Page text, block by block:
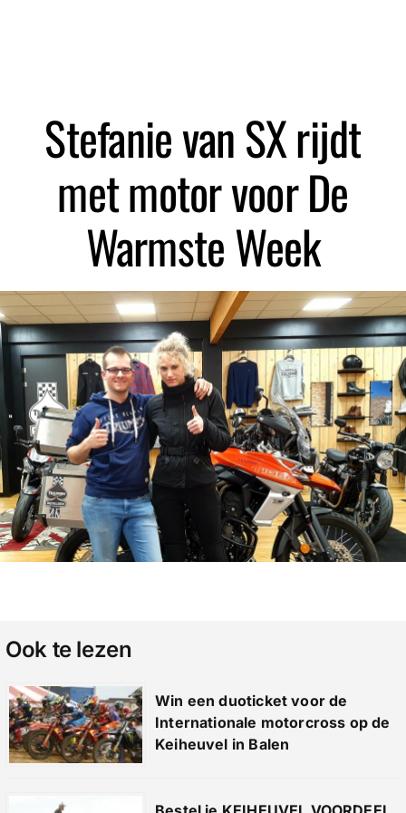
Stefanie van SX rijdt
met motor voor De
Warmste Week
Ook te lezen
Win een duoticket voor de
Internationale motorcross op de
Keiheuvel in Balen